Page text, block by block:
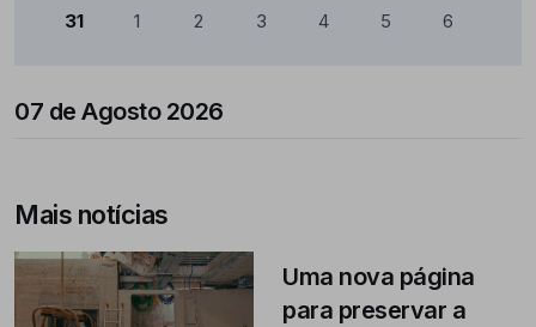
31 1 2 3 4 5 6
07 de Agosto 2026
Mais notícias
Uma nova página
para preservar a